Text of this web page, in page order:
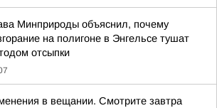
Минприроды объяснил, почему
на полигоне в Энгельсе тушат
отсыпки
в вещании. Смотрите завтра